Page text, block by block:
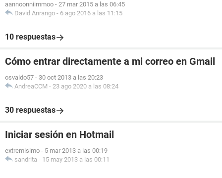
aannoonniimmoo - 27 mar 2015 a las 06:45
David Anrango - 6 ago 2016 a las 11:15
10 respuestas
Cómo entrar directamente a mi correo en Gmail
osvaldo57 - 30 oct 2013 a las 20:23
AndreaCCM - 23 ago 2020 a las 08:24
30 respuestas
Iniciar sesión en Hotmail
extremisimo - 5 mar 2013 a las 00:19
sandrita - 15 may 2013 a las 00:11